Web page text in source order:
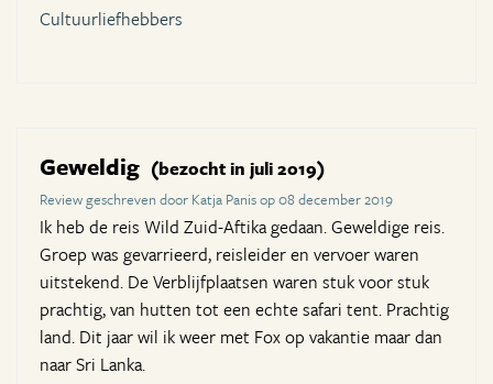
Cultuurliefhebbers
Geweldig (bezocht in juli 2019)
Review geschreven door Katja Panis op 08 december 2019
Ik heb de reis Wild Zuid-Aftika gedaan. Geweldige reis.
Groep was gevarrieerd, reisleider en vervoer waren
uitstekend. De Verblijfplaatsen waren stuk voor stuk
prachtig, van hutten tot een echte safari tent. Prachtig
land. Dit jaar wil ik weer met Fox op vakantie maar dan
naar Sri Lanka.